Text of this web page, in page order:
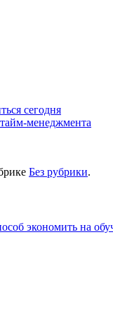
сегодня
менеджмента
Без рубрики.
экономить на